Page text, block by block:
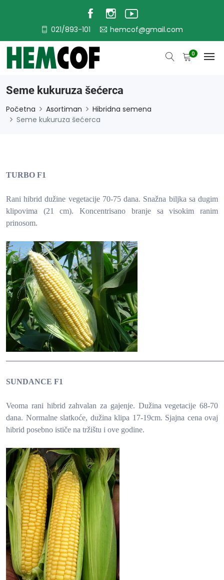
021/893-101 hemcof@gmail.com
0
Seme kukuruza šećerca
Početna Asortiman
Hibridna semena
Seme kukuruza šećerca
TURBO F1
Rani hibrid dužine vegetacije 70-75 dana. Snažna biljka sa dugim
klipovima (21 cm). Koncentrisano branje sa visokim ranim
prinosom.
SUNDANCE F1
Veoma rani hibrid zahvalan za gajenje. Dužina vegetacije 68-70
dana. Normalne slatkoće, dužina klipa 17-19cm. Sjajna cena ovaj
hibrid posebno ističe na tržištu i ove godine.